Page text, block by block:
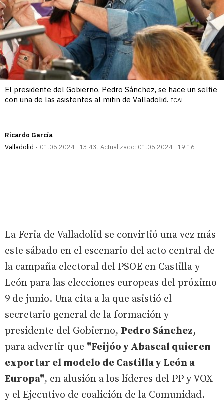
El presidente del Gobierno, Pedro Sánchez, se hace un selfie
con una de las asistentes al mitin de Valladolid. ICAL
Ricardo García
Valladolid
01.06.2024 | 13:43 Actualizado: 01.06.2024 | 19:16
La Feria de Valladolid se convirtió una vez más
este sábado en el escenario del acto central de
la campaña electoral del PSOE en Castilla y
León para las elecciones europeas del próximo
9 de junio. Una cita a la que asistió el
secretario general de la formación y
presidente del Gobierno, Pedro Sánchez,
para advertir que "Feijóo y Abascal quieren
exportar el modelo de Castilla y León a
Europa", en alusión a los líderes del PP y VOX
y el Ejecutivo de coalición de la Comunidad.